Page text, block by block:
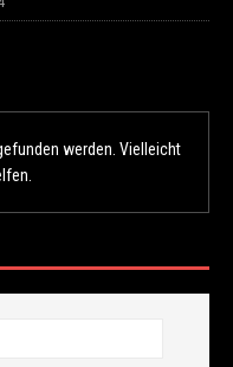
werden. Vielleicht